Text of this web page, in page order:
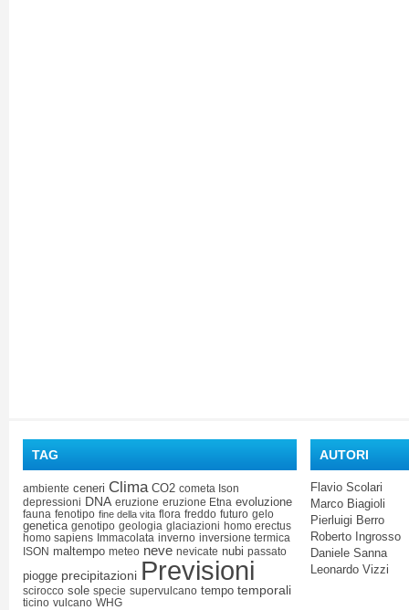
TAG
ambiente ceneri Clima CO2 cometa Ison
depressioni DNA eruzione eruzione Etna evoluzione
fauna fenotipo fine della vita flora freddo futuro gelo
genetica genotipo geologia glaciazioni homo erectus
homo sapiens Immacolata inverno inversione termica
ISON maltempo meteo neve nevicate nubi passato
piogge precipitazioni Previsioni
scirocco sole specie supervulcano tempo temporali
ticino vulcano WHG
AUTORI
Flavio Scolari
Marco Biagioli
Pierluigi Berro
Roberto Ingrosso
Daniele Sanna
Leonardo Vizzi